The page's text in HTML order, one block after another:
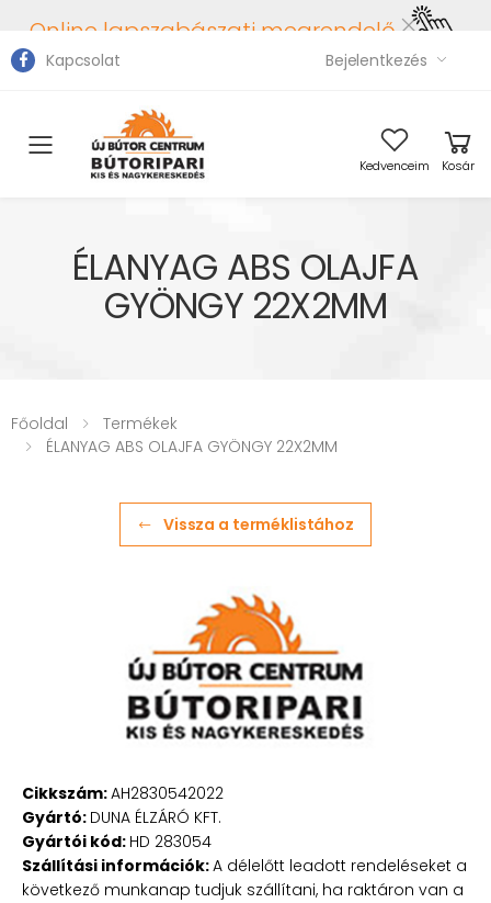
Online lapszabászati megrendelő
Kapcsolat Bejelentkezés
Toggle mobile menu Kedvenceim Kosár
ÉLANYAG ABS OLAJFA
GYÖNGY 22X2MM
Főoldal
Termékek
ÉLANYAG ABS OLAJFA GYÖNGY 22X2MM
Vissza a terméklistához
Cikkszám:AH2830542022
Gyártó: DUNA ÉLZÁRÓ KFT.
Gyártói kód: HD 283054
Szállítási információk:A délelőtt leadott rendeléseket a
következő munkanap tudjuk szállítani, ha raktáron van a